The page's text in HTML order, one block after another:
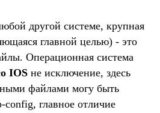
другой системе, крупная
главной целью) - это
Операционная система
IOS не исключение, здесь
файлами могу быть
главное отличие